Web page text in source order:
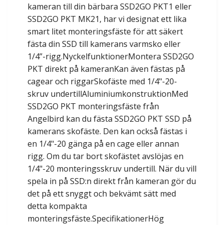
kameran till din bärbara SSD2GO PKT1 eller
SSD2GO PKT MK21, har vi designat ett lika
smart litet monteringsfäste för att säkert
fästa din SSD till kamerans varmsko eller
1/4”-rigg.NyckelfunktionerMontera SSD2GO
PKT direkt på kameranKan även fästas på
cagear och riggarSkofäste med 1/4"-20-
skruv undertillAluminiumkonstruktionMed
SSD2GO PKT monteringsfäste från
Angelbird kan du fästa SSD2GO PKT SSD på
kamerans skofäste. Den kan också fästas i
en 1/4"-20 gänga på en cage eller annan
rigg. Om du tar bort skofästet avslöjas en
1/4"-20 monteringsskruv undertill. När du vill
spela in på SSD:n direkt från kameran gör du
det på ett snyggt och bekvämt sätt med
detta kompakta
monteringsfäste.SpecifikationerHög